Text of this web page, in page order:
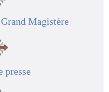
Magistère
presse